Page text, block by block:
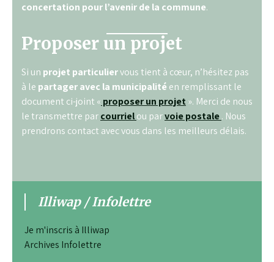
concertation pour l’avenir de la commune.
Proposer un projet
Si un projet particuliervous tient à cœur, n’hésitez pas
à le partager avec la municipalité en remplissant le
document ci-joint « proposer un projet». Merci de nous
le transmettre parcourrielou parvoie postale. Nous
prendrons contact avec vous dans les meilleurs délais.
Illiwap / Infolettre
Je m'inscris à Illiwap
Archives Infolettre